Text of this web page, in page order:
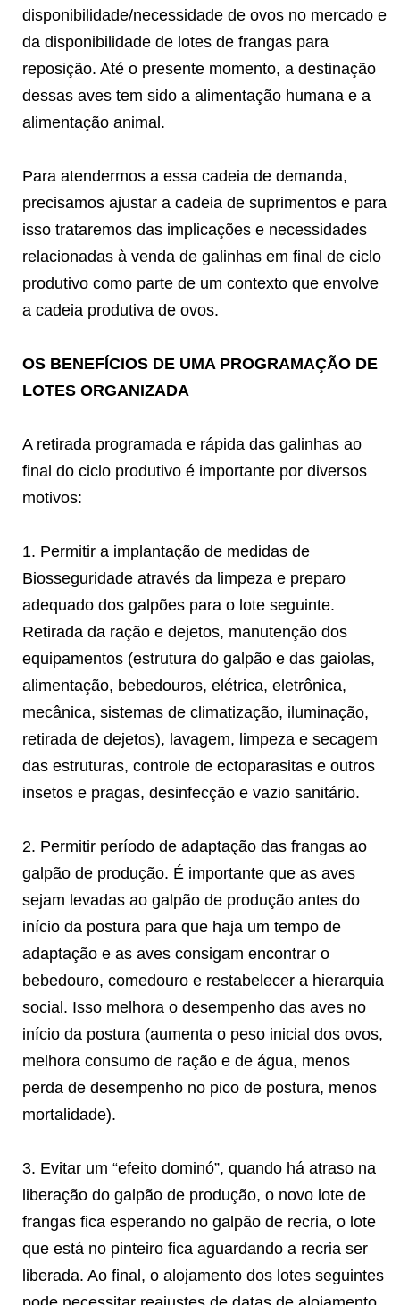
disponibilidade/necessidade de ovos no mercado e
da disponibilidade de lotes de frangas para
reposição. Até o presente momento, a destinação
dessas aves tem sido a alimentação humana e a
alimentação animal.
Para atendermos a essa cadeia de demanda,
precisamos ajustar a cadeia de suprimentos e para
isso trataremos das implicações e necessidades
relacionadas à venda de galinhas em final de ciclo
produtivo como parte de um contexto que envolve
a cadeia produtiva de ovos.
OS BENEFÍCIOS DE UMA PROGRAMAÇÃO DE
LOTES ORGANIZADA
A retirada programada e rápida das galinhas ao
final do ciclo produtivo é importante por diversos
motivos:
1. Permitir a implantação de medidas de
Biosseguridade através da limpeza e preparo
adequado dos galpões para o lote seguinte.
Retirada da ração e dejetos, manutenção dos
equipamentos (estrutura do galpão e das gaiolas,
alimentação, bebedouros, elétrica, eletrônica,
mecânica, sistemas de climatização, iluminação,
retirada de dejetos), lavagem, limpeza e secagem
das estruturas, controle de ectoparasitas e outros
insetos e pragas, desinfecção e vazio sanitário.
2. Permitir período de adaptação das frangas ao
galpão de produção. É importante que as aves
sejam levadas ao galpão de produção antes do
início da postura para que haja um tempo de
adaptação e as aves consigam encontrar o
bebedouro, comedouro e restabelecer a hierarquia
social. Isso melhora o desempenho das aves no
início da postura (aumenta o peso inicial dos ovos,
melhora consumo de ração e de água, menos
perda de desempenho no pico de postura, menos
mortalidade).
3. Evitar um “efeito dominó”, quando há atraso na
liberação do galpão de produção, o novo lote de
frangas fica esperando no galpão de recria, o lote
que está no pinteiro fica aguardando a recria ser
liberada. Ao final, o alojamento dos lotes seguintes